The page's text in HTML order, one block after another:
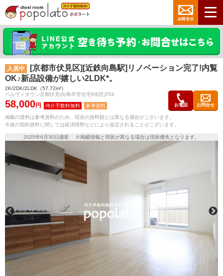
入居中
[京都市伏見区][近鉄向島駅]リノベーション完了!内覧
OK♪新品設備が嬉しい2LDK*。
2K/2DK/2LDK（57.72m²）
ベルヴィタウン京都伏見(向島市営住宅9街区)704
58,000円 参考賃料 お電話 お問合せ
掲載の賃料は参考賃料のため、現在の賃料額とは異なる場合がございます。
今後の契約賃料に関しては経済情勢などにより改定されることがございます。
2025年6月30日撮影 ※掲載情報と現状が異なる場合は現状優先となります。